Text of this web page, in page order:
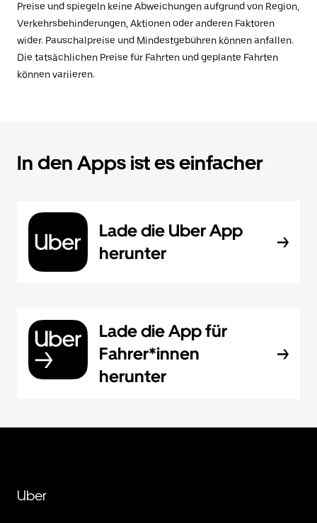
Preise und spiegeln keine Abweichungen aufgrund von Region,
Verkehrsbehinderungen, Aktionen oder anderen Faktoren
wider. Pauschalpreise und Mindestgebühren können anfallen.
Die tatsächlichen Preise für Fahrten und geplante Fahrten
können variieren.
In den Apps ist es einfacher
Lade die Uber App
herunter
Lade die App für
Fahrer*innen
herunter
Uber